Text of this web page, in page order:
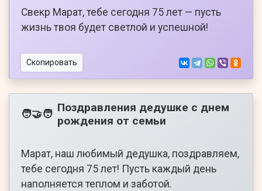
Свекр Марат, тебе сегодня 75 лет — пусть
жизнь твоя будет светлой и успешной!
Скопировать
🧑‍🤝‍🧑 Поздравления дедушке с днем
рождения от семьи
Марат, наш любимый дедушка, поздравляем,
тебе сегодня 75 лет! Пусть каждый день
наполняется теплом и заботой.